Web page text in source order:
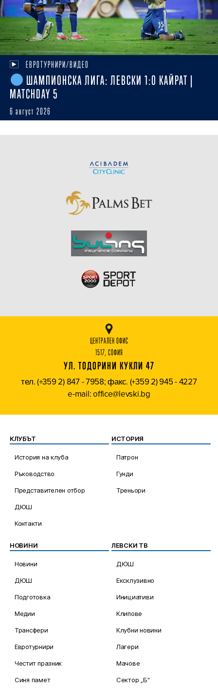
ЕВРОТУРНИРИ/ВИДЕО
ШАМПИОНСКА ЛИГА: ЛЕВСКИ 1:0 КАЙРАТ |
MATCHDAY 5
6 август 2026
ЦЕНТРАЛЕН ОФИС
1517, СОФИЯ
УЛ. ТОДОРИНИ КУКЛИ 47
тел. (+359 2) 847 - 7958; факс. (+359 2) 945 - 4227
e-mail: office@levski.bg
КЛУБЪТ
История на клуба
Ръководство
Представителен отбор
ДЮШ
Контакти
ИСТОРИЯ
Патрон
Гунди
Треньори
НОВИНИ
Новини
ДЮШ
Подготовка
Медии
Трансфери
Евротурнири
Честит празник
Синя памет
ЛЕВСКИ ТВ
ДЮШ
Ексклузивно
Инициативи
Клипове
Клубни новини
Лагери
Мачове
Сектор „Б“